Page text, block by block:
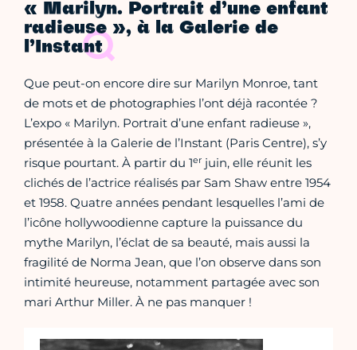
« Marilyn. Portrait d’une enfant
radieuse », à la Galerie de
l’Instant
Que peut-on encore dire sur Marilyn Monroe, tant
de mots et de photographies l’ont déjà racontée ?
L’expo « Marilyn. Portrait d’une enfant radieuse »,
présentée à la Galerie de l’Instant (Paris Centre), s’y
risque pourtant. À partir du 1er juin, elle réunit les
clichés de l’actrice réalisés par Sam Shaw entre 1954
et 1958. Quatre années pendant lesquelles l’ami de
l’icône hollywoodienne capture la puissance du
mythe Marilyn, l’éclat de sa beauté, mais aussi la
fragilité de Norma Jean, que l’on observe dans son
intimité heureuse, notamment partagée avec son
mari Arthur Miller. À ne pas manquer !